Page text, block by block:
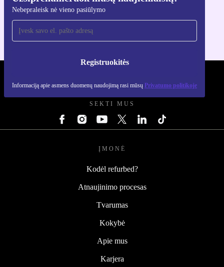
Nebepraleisk nė vieno pasiūlymo
Registruokitės
Informaciją apie asmens duomenų naudojimą rasi mūsų Privatumo politikoje
Skirta iOS ir Android
SEKTI MUS
ĮMONĖ
Kodėl refurbed?
Atnaujinimo procesas
Tvarumas
Kokybė
Apie mus
Karjera